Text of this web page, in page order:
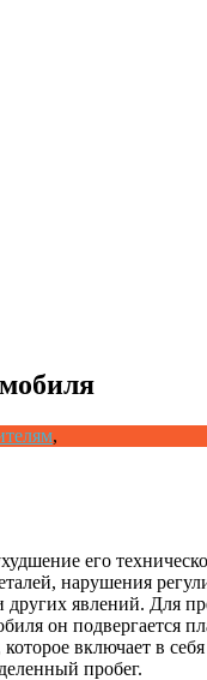
,
его
нарушения
других явлений. Для
он подвергается
включает в себя
пробег.